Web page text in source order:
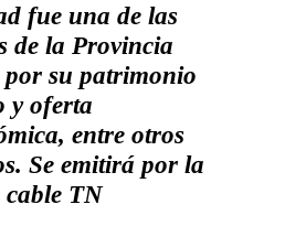
fue una de las
de la Provincia
por su patrimonio
y oferta
entre otros
Se emitirá por la
cable TN